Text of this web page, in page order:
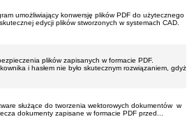
umożliwiający konwersję plików PDF do użytecznego
edycji plików stworzonych w systemach CAD.
plików zapisanych w formacie PDF.
i hasłem nie było skutecznym rozwiązaniem, gdyż
służące do tworzenia wektorowych dokumentów w
dokumenty zapisane w formacie PDF przed...